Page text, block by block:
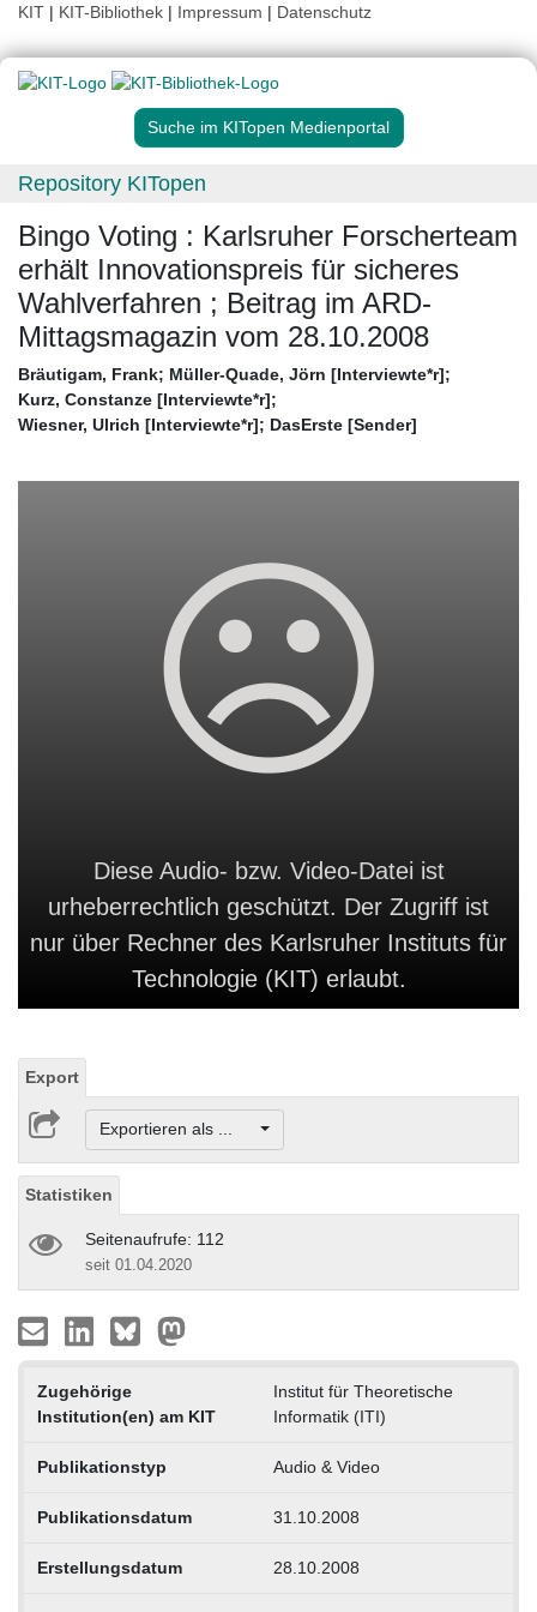
KIT | KIT-Bibliothek | Impressum | Datenschutz
Suche im KITopen Medienportal
Repository KITopen
Bingo Voting : Karlsruher Forscherteam
erhält Innovationspreis für sicheres
Wahlverfahren ; Beitrag im ARD-
Mittagsmagazin vom 28.10.2008
Bräutigam, Frank; Müller-Quade, Jörn [Interviewte*r];
Kurz, Constanze [Interviewte*r];
Wiesner, Ulrich [Interviewte*r]; DasErste [Sender]
Diese Audio- bzw. Video-Datei ist
urheberrechtlich geschützt. Der Zugriff ist
nur über Rechner des Karlsruher Instituts für
Technologie (KIT) erlaubt.
Export
Exportieren als ...
Statistiken
Seitenaufrufe: 112
seit 01.04.2020
Zugehörige
Institution(en) am KIT
Institut für Theoretische
Informatik (ITI)
Publikationstyp Audio & Video
Publikationsdatum 31.10.2008
Erstellungsdatum 28.10.2008